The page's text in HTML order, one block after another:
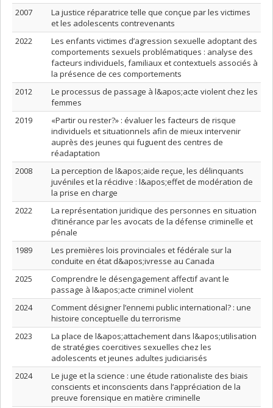
2007
La justice réparatrice telle que conçue par les victimes
et les adolescents contrevenants
2022
Les enfants victimes d’agression sexuelle adoptant des
comportements sexuels problématiques : analyse des
facteurs individuels, familiaux et contextuels associés à
la présence de ces comportements
2012
Le processus de passage à l&apos;acte violent chez les
femmes
2019
«Partir ou rester?» : évaluer les facteurs de risque
individuels et situationnels afin de mieux intervenir
auprès des jeunes qui fuguent des centres de
réadaptation
2008
La perception de l&apos;aide reçue, les délinquants
juvéniles et la récidive : l&apos;effet de modération de
la prise en charge
2022
La représentation juridique des personnes en situation
d’itinérance par les avocats de la défense criminelle et
pénale
1989
Les premières lois provinciales et fédérale sur la
conduite en état d&apos;ivresse au Canada
2025
Comprendre le désengagement affectif avant le
passage à l&apos;acte criminel violent
2024
Comment désigner l’ennemi public international? : une
histoire conceptuelle du terrorisme
2023
La place de l&apos;attachement dans l&apos;utilisation
de stratégies coercitives sexuelles chez les
adolescents et jeunes adultes judiciarisés
2024
Le juge et la science : une étude rationaliste des biais
conscients et inconscients dans l’appréciation de la
preuve forensique en matière criminelle